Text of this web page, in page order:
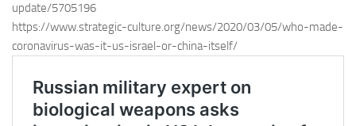
update/5705196
https://www.strategic-culture.org/news/2020/03/05/who-made-
coronavirus-was-it-us-israel-or-china-itself/